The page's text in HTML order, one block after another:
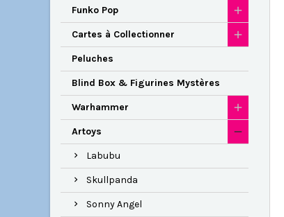
Funko Pop
Cartes à Collectionner
Peluches
Blind Box & Figurines Mystères
Warhammer
Artoys
Labubu
Skullpanda
Sonny Angel